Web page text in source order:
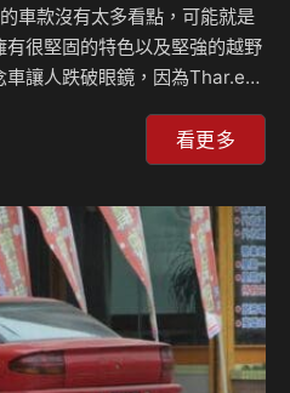
車款沒有太多看點，可能就是
很堅固的特色以及堅強的越野
讓人跌破眼鏡，因為Thar.e擁
良好的越野性能，雖然一切都
產車的出現。 Thar.e這輛概念
車來說將會讓風阻增加，但是對
太過重要，車頭看起來像是鐵製
門鉸鍊也直接採用外露式的特別
30公分，加上電動車…
看更多